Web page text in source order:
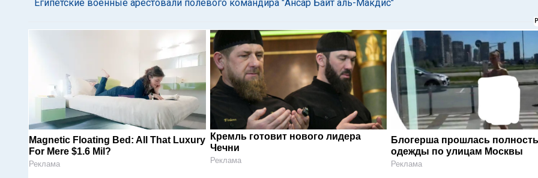
Египетские военные арестовали полевого командира "Ансар Байт аль-Макдис"
Magnetic Floating Bed: All That Luxury
For Mere $1.6 Mil?
Реклама
Кремль готовит нового лидера
Чечни
Реклама
Блогерша прошлась
одежды по улицам Москвы
Реклама